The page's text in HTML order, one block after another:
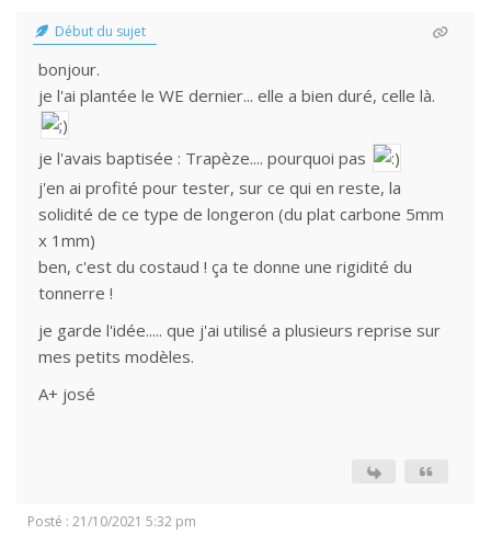
Début du sujet
bonjour.
je l'ai plantée le WE dernier... elle a bien duré, celle là.
je l'avais baptisée : Trapèze.... pourquoi pas
j'en ai profité pour tester, sur ce qui en reste, la
solidité de ce type de longeron (du plat carbone 5mm
x 1mm)
ben, c'est du costaud ! ça te donne une rigidité du
tonnerre !
je garde l'idée..... que j'ai utilisé a plusieurs reprise sur
mes petits modèles.
A+ josé
Posté : 21/10/2021 5:32 pm